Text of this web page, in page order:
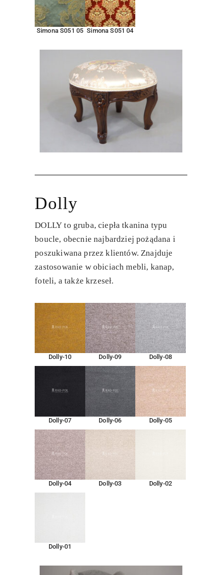
Simona S051 05 Simona S051 04
Dolly
DOLLY to gruba, ciepła tkanina typu
boucle, obecnie najbardziej pożądana i
poszukiwana przez klientów. Znajduje
zastosowanie w obiciach mebli, kanap,
foteli, a także krzeseł.
Dolly-10 Dolly-09 Dolly-08
Dolly-07 Dolly-06 Dolly-05
Dolly-04 Dolly-03 Dolly-02
Dolly-01